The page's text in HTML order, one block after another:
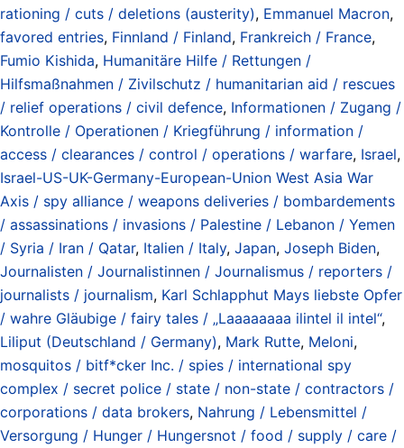
rationing / cuts / deletions (austerity), Emmanuel Macron,
favored entries, Finnland / Finland, Frankreich / France,
Fumio Kishida, Humanitäre Hilfe / Rettungen /
Hilfsmaßnahmen / Zivilschutz / humanitarian aid / rescues
/ relief operations / civil defence, Informationen / Zugang /
Kontrolle / Operationen / Kriegführung / information /
access / clearances / control / operations / warfare, Israel,
Israel-US-UK-Germany-European-Union West Asia War
Axis / spy alliance / weapons deliveries / bombardements
/ assassinations / invasions / Palestine / Lebanon / Yemen
/ Syria / Iran / Qatar, Italien / Italy, Japan, Joseph Biden,
Journalisten / Journalistinnen / Journalismus / reporters /
journalists / journalism, Karl Schlapphut Mays liebste Opfer
/ wahre Gläubige / fairy tales / „Laaaaaaaa ilintel il intel“,
Liliput (Deutschland / Germany), Mark Rutte, Meloni,
mosquitos / bitf*cker Inc. / spies / international spy
complex / secret police / state / non-state / contractors /
corporations / data brokers, Nahrung / Lebensmittel /
Versorgung / Hunger / Hungersnot / food / supply / care /